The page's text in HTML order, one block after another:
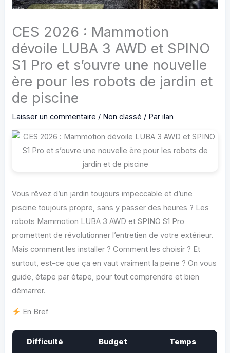
CES 2026 : Mammotion
dévoile LUBA 3 AWD et SPINO
S1 Pro et s’ouvre une nouvelle
ère pour les robots de jardin et
de piscine
Laisser un commentaire / Non classé / Parilan
Vous rêvez d’un jardin toujours impeccable et d’une
piscine toujours propre, sans y passer des heures ? Les
robots Mammotion LUBA 3 AWD et SPINO S1 Pro
promettent de révolutionner l’entretien de votre extérieur.
Mais comment les installer ? Comment les choisir ? Et
surtout, est-ce que ça en vaut vraiment la peine ? On vous
guide, étape par étape, pour tout comprendre et bien
démarrer.
En Bref
Difficulté Budget Temps